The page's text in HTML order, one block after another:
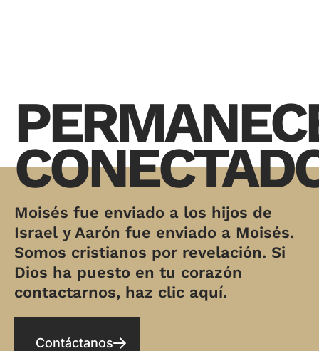
Moisés fue enviado a los hijos de
Israel y Aarón fue enviado a Moisés.
Somos cristianos por revelación. Si
Dios ha puesto en tu corazón
contactarnos, haz clic aquí.
Contáctanos